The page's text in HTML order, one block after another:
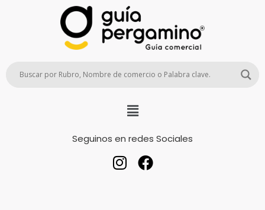
Seguinos en redes Sociales